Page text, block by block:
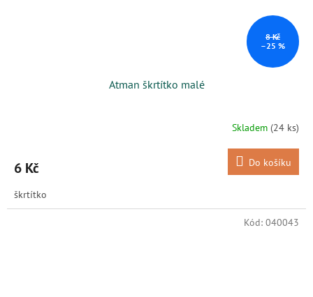
8 Kč
–25 %
Atman škrtítko malé
Skladem (24 ks)
6 Kč Do košíku
škrtítko
Kód: 040043